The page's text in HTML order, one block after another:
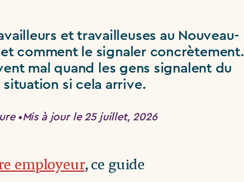
et travailleuses au Nouveau-
comment le signaler concrètement.
mal quand les gens signalent du
si cela arrive.
•Mis à jour le 25 juillet, 2026
employeur, ce guide